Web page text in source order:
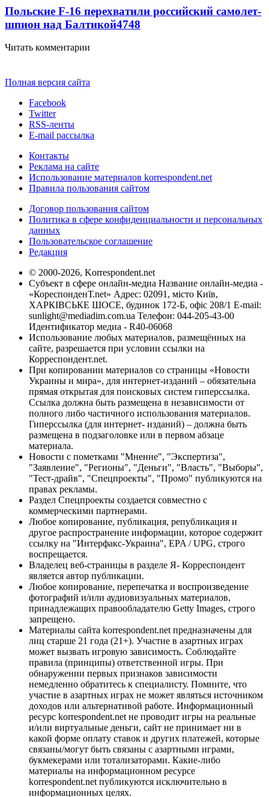
Польские F-16 перехватили российский самолет-
шпион над Балтикой4748
Читать комментарии
Полная версия сайта
Facebook
Twitter
RSS-ленты
E-mail рассылка
Контакты
Реклама на сайте
Использование материалов korrespondent.net
Правила пользования сайтом
Договор пользования сайтом
Политика в сфере конфиденциальности и персональных
данных
Пользовательское соглашение
Редакция
© 2000-2026, Korrespondent.net
Субъект в сфере онлайн-медиа Название онлайн-медиа -
«КореспонденТ.net» Адрес: 02091, місто Київ,
ХАРКІВСЬКЕ ШОСЕ, будинок 172-Б, офіс 208/1 E-mail:
sunlight@mediadim.com.ua Телефон: 044-205-43-00
Идентификатор медиа - R40-06068
Использование любых материалов, размещённых на
сайте, разрешается при условии ссылки на
Корреспондент.net.
При копировании материалов со страницы «Новости
Украины и мира», для интернет-изданий – обязательна
прямая открытая для поисковых систем гиперссылка.
Ссылка должна быть размещена в независимости от
полного либо частичного использования материалов.
Гиперссылка (для интернет- изданий) – должна быть
размещена в подзаголовке или в первом абзаце
материала.
Новости с пометками "Мнение", "Экспертиза",
"Заявление", "Регионы", "Деньги", "Власть", "Выборы",
"Тест-драйв", "Спецпроекты", "Промо" публикуются на
правах рекламы.
Раздел Спецпроекты создается совместно с
коммерческими партнерами.
Любое копирование, публикация, републикация и
другое распространение информации, которое содержит
ссылку на "Интерфакс-Украина", EPA / UPG, строго
воспрещается.
Владелец веб-страницы в разделе Я- Корреспондент
является автор публикации.
Любое копирование, перепечатка и воспроизведение
фотографий и/или аудиовизуальных материалов,
принадлежащих правообладателю Getty Images, строго
запрещено.
Материалы сайта korrespondent.net предназначены для
лиц старше 21 года (21+). Участие в азартных играх
может вызвать игровую зависимость. Соблюдайте
правила (принципы) ответственной игры. При
обнаружении первых признаков зависимости
немедленно обратитесь к специалисту. Помните, что
участие в азартных играх не может являться источником
доходов или альтернативой работе. Информационный
ресурс korrespondent.net не проводит игры на реальные
и/или виртуальные деньги, сайт не принимает ни в
какой форме оплату ставок и других платежей, которые
связаны/могут быть связаны с азартными играми,
букмекерами или тотализаторами. Какие-либо
материалы на информационном ресурсе
korrespondent.net публикуются исключительно в
информационных целях.